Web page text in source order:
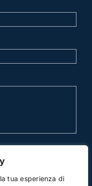
tua esperienza di